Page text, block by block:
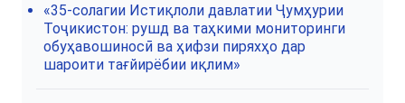
«35-солагии Истиқлоли давлатии Ҷумҳурии
Тоҷикистон: рушд ва таҳкими мониторинги
обуҳавошиносӣ ва ҳифзи пиряхҳо дар
шароити тағйирёбии иқлим»